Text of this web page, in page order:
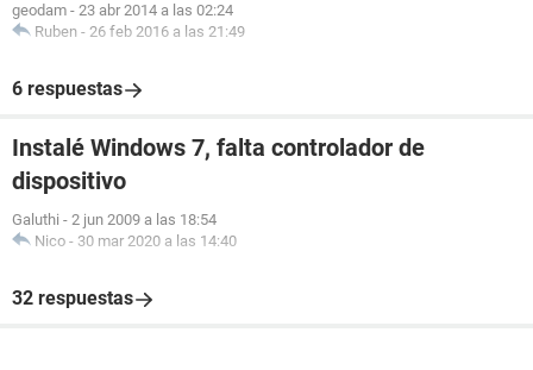
geodam - 23 abr 2014 a las 02:24
Ruben - 26 feb 2016 a las 21:49
6 respuestas
Instalé Windows 7, falta controlador de
dispositivo
Galuthi - 2 jun 2009 a las 18:54
Nico - 30 mar 2020 a las 14:40
32 respuestas